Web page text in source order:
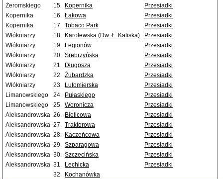
Żeromskiego
15. Kopernika
Przesiadki
Kopernika
16. Łąkowa
Przesiadki
Kopernika
17. Tobaco Park
Przesiadki
Włókniarzy
18. Karolewska (Dw. Ł. Kaliska)
Przesiadki
Włókniarzy
19. Legionów
Przesiadki
Włókniarzy
20. Srebrzyńska
Przesiadki
Włókniarzy
21. Długosza
Przesiadki
Włókniarzy
22. Żubardzka
Przesiadki
Włókniarzy
23. Lutomierska
Przesiadki
Limanowskiego
24. Pułaskiego
Przesiadki
Limanowskiego
25. Woronicza
Przesiadki
Aleksandrowska 26. Bielicowa
Przesiadki
Aleksandrowska 27. Traktorowa
Przesiadki
Aleksandrowska 28. Kaczeńcowa
Przesiadki
Aleksandrowska 29. Szparagowa
Przesiadki
Aleksandrowska 30. Szczecińska
Przesiadki
Aleksandrowska 31. Lechicka
Przesiadki
32. Kochanówka